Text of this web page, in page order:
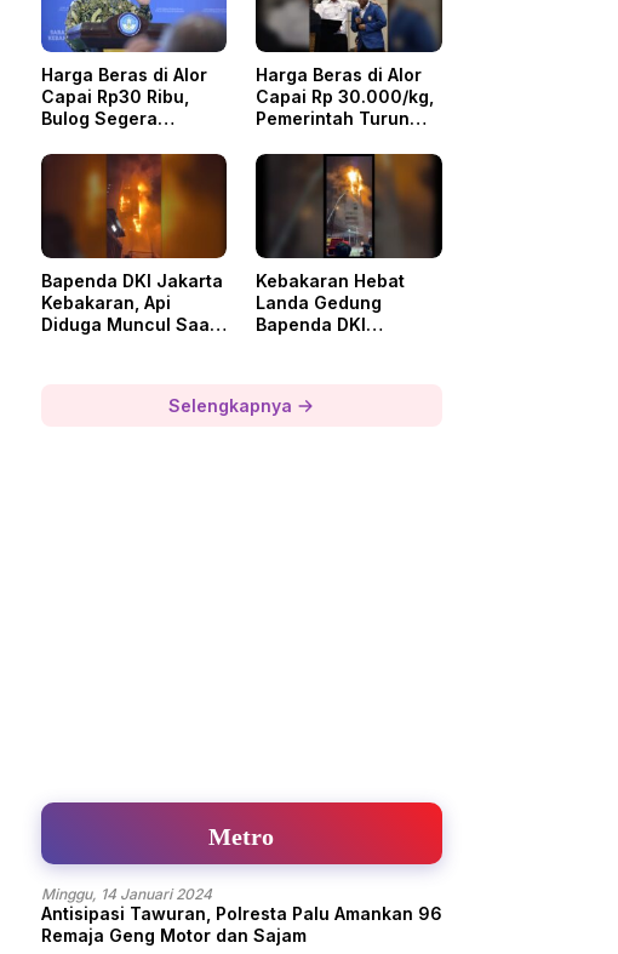
Harga Beras di Alor
Capai Rp30 Ribu,
Bulog Segera
Harga Beras di Alor
Capai Rp 30.000/kg,
Pemerintah Turun
Bapenda DKI Jakarta
Kebakaran, Api
Diduga Muncul Saat
Kebakaran Hebat
Landa Gedung
Bapenda DKI
Selengkapnya
Metro
Minggu, 14 Januari 2024
Antisipasi Tawuran, Polresta Palu Amankan 96
Remaja Geng Motor dan Sajam